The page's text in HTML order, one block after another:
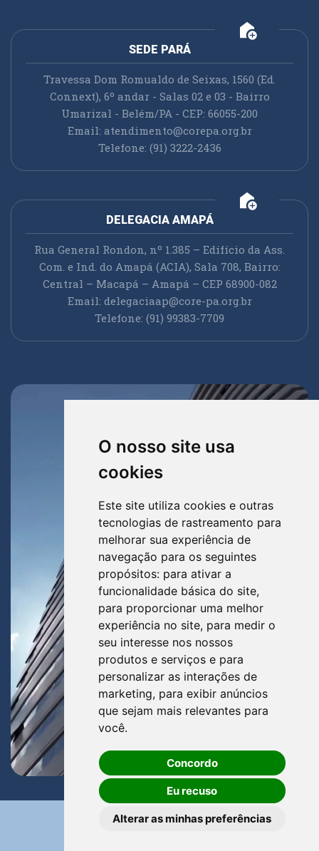
O nosso site usa
cookies
Este site utiliza cookies e outras
tecnologias de rastreamento para
melhorar sua experiência de
navegação para os seguintes
propósitos: para ativar a
funcionalidade básica do site,
para proporcionar uma melhor
experiência no site, para medir o
seu interesse nos nossos
produtos e serviços e para
personalizar as interações de
marketing, para exibir anúncios
que sejam mais relevantes para
você.
Concordo
Eu recuso
Alterar as minhas preferências
add_home
SEDE PARÁ
Travessa Dom Romualdo de Seixas, 1560 (Ed.
Connext), 6º andar - Salas 02 e 03 - Bairro
Umarizal - Belém/PA - CEP: 66055-200
Email: atendimento@corepa.org.br
Telefone: (91) 3222-2436
add_home
DELEGACIA AMAPÁ
Rua General Rondon, nº 1.385 – Edifício da Ass.
Com. e Ind. do Amapá (ACIA), Sala 708, Bairro:
Central – Macapá – Amapá – CEP 68900-082
Email: delegaciaap@core-pa.org.br
Telefone: (91) 99383-7709